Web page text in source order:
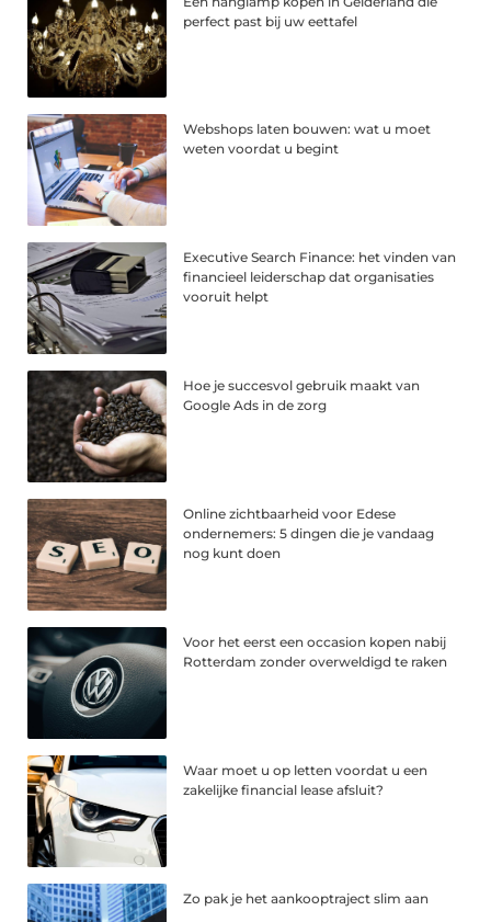
perfect past bij uw eettafel
Webshops laten bouwen: wat u moet
weten voordat u begint
Executive Search Finance: het vinden van
financieel leiderschap dat organisaties
vooruit helpt
Hoe je succesvol gebruik maakt van
Google Ads in de zorg
Online zichtbaarheid voor Edese
ondernemers: 5 dingen die je vandaag
nog kunt doen
Voor het eerst een occasion kopen nabij
Rotterdam zonder overweldigd te raken
Waar moet u op letten voordat u een
zakelijke financial lease afsluit?
Zo pak je het aankooptraject slim aan